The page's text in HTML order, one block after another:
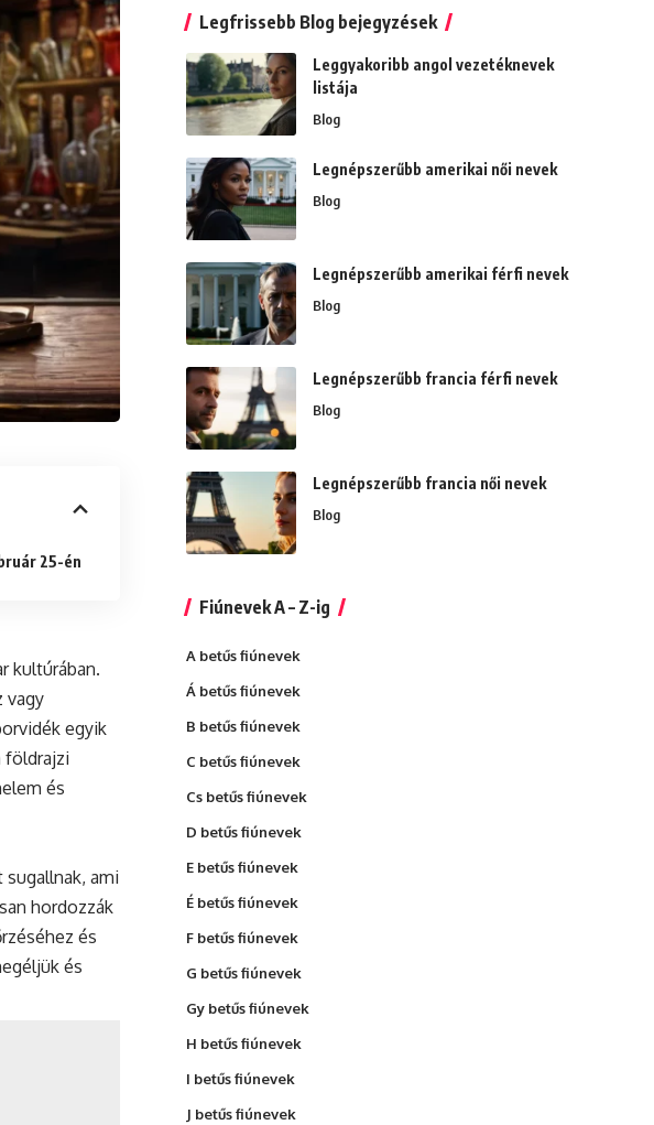
25-én
kultúrában.
vagy
egyik
földrajzi
és
ami
hordozzák
és
és
Legfrissebb Blog bejegyzések
Leggyakoribb angol vezetéknevek
listája
Blog
Legnépszerűbb amerikai női nevek
Blog
Legnépszerűbb amerikai férfi nevek
Blog
Legnépszerűbb francia férfi nevek
Blog
Legnépszerűbb francia női nevek
Blog
Fiúnevek A – Z-ig
A betűs fiúnevek
Á betűs fiúnevek
B betűs fiúnevek
C betűs fiúnevek
Cs betűs fiúnevek
D betűs fiúnevek
E betűs fiúnevek
É betűs fiúnevek
F betűs fiúnevek
G betűs fiúnevek
Gy betűs fiúnevek
H betűs fiúnevek
I betűs fiúnevek
J betűs fiúnevek